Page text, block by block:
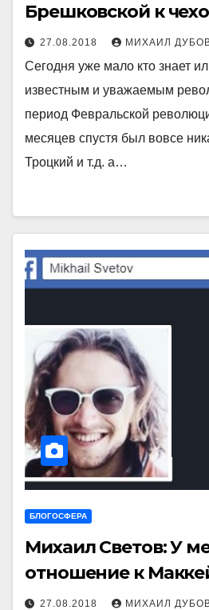
Брешковской к
27.08.2018 МИХАИЛ
Сегодня уже мало кто знает
известным и уважаемым
период Февральской
месяцев спустя был вовсе
Троцкий и т.д. а…
БЛОГОСФЕРА
Михаил Светов: У
отношение к
27.08.2018 МИХАИЛ